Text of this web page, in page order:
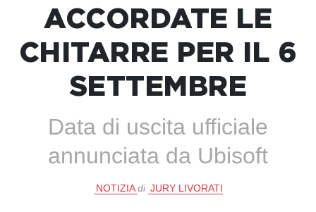
ACCORDATE LE
CHITARRE PER IL 6
SETTEMBRE
Data di uscita ufficiale
annunciata da Ubisoft
NOTIZIA di JURY LIVORATI